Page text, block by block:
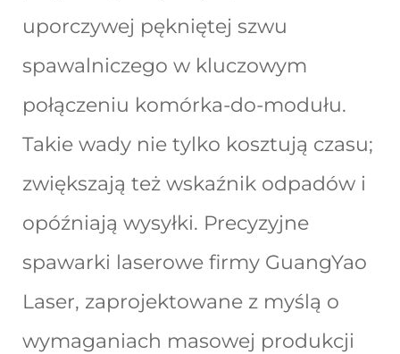
uporczywej pękniętej szwu
spawalniczego w kluczowym
połączeniu komórka-do-modułu.
Takie wady nie tylko kosztują czasu;
zwiększają też wskaźnik odpadów i
opóźniają wysyłki. Precyzyjne
spawarki laserowe firmy GuangYao
Laser, zaprojektowane z myślą o
wymaganiach masowej produkcji